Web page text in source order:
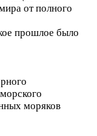
от полного
прошлое было
моряков